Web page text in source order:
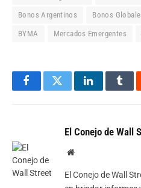
Bonos Argentinos Bonos
BYMA Mercados Emergentes
FacebookTwitterLinkedIn
El Conejo de Wall
Website
El Conejo de Wall